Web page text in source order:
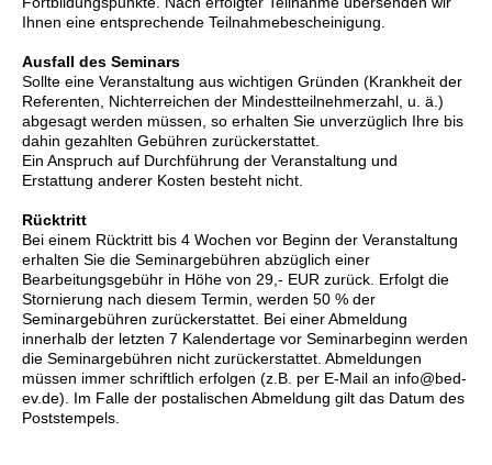
Ihnen eine entsprechende Teilnahmebescheinigung.
Ausfall des Seminars
Sollte eine Veranstaltung aus wichtigen Gründen (Krankheit der
Referenten, Nichterreichen der Mindestteilnehmerzahl, u. ä.)
abgesagt werden müssen, so erhalten Sie unverzüglich Ihre bis
dahin gezahlten Gebühren zurückerstattet.
Ein Anspruch auf Durchführung der Veranstaltung und
Erstattung anderer Kosten besteht nicht.
Rücktritt
Bei einem Rücktritt bis 4 Wochen vor Beginn der Veranstaltung
erhalten Sie die Seminargebühren abzüglich einer
Bearbeitungsgebühr in Höhe von 29,- EUR zurück. Erfolgt die
Stornierung nach diesem Termin, werden 50 % der
Seminargebühren zurückerstattet. Bei einer Abmeldung
innerhalb der letzten 7 Kalendertage vor Seminarbeginn werden
die Seminargebühren nicht zurückerstattet. Abmeldungen
müssen immer schriftlich erfolgen (z.B. per E-Mail an info@bed-
ev.de). Im Falle der postalischen Abmeldung gilt das Datum des
Poststempels.